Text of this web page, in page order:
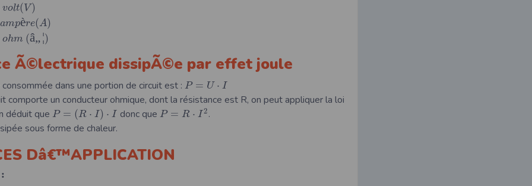
volt(V)
ampère(A)
ohm (â„ ¦)
Ã©lectrique dissipÃ©e par effet joule
dans une portion de circuit est : P = U ⋅ I
comporte un conducteur ohmique, dont la résistance est R, on peut appliquer la loi
déduit queP = (R ⋅ I) ⋅ I donc que P = R ⋅ I 2 .
sous forme de chaleur.
Dâ€™APPLICATION
: